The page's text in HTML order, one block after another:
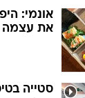
אונמי:
את עצמה
סטייה